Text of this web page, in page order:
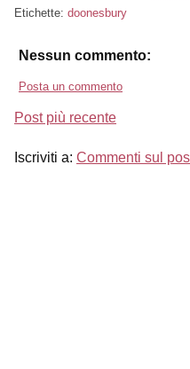
Etichette: doonesbury
Nessun commento:
Posta un commento
Post più recente
Iscriviti a: Commenti sul